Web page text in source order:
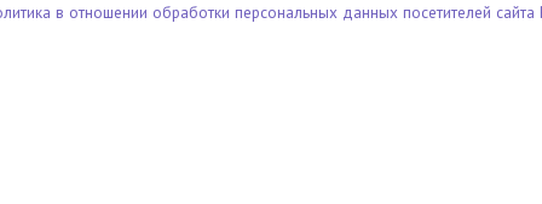
в отношении обработки персональных данных посетителей